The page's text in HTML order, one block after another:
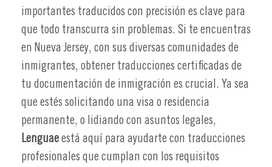
importantes traducidos con precisión es clave para
que todo transcurra sin problemas. Si te encuentras
en Nueva Jersey, con sus diversas comunidades de
inmigrantes, obtener traducciones certificadas de
tu documentación de inmigración es crucial. Ya sea
que estés solicitando una visa o residencia
permanente, o lidiando con asuntos legales,
Lenguae está aquí para ayudarte con traducciones
profesionales que cumplan con los requisitos